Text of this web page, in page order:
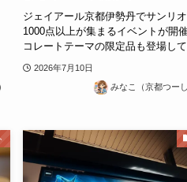
ジェイアール京都伊勢丹でサンリ
1000点以上が集まるイベントが開
コレートテーマの限定品も登場して
2026年7月10日
みなこ（京都つー